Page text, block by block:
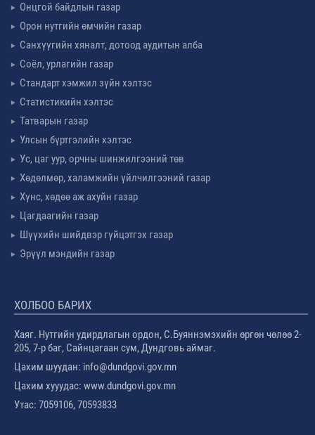
Онцгой байдлын газар
Орон нутгийн өмчийн газар
Санхүүгийн хяналт, дотоод аудитын алба
Соёл, урлагийн газар
Стандарт хэмжил зүйн хэлтэс
Статистикийн хэлтэс
Татварын газар
Улсын бүртгэлийн хэлтэс
Ус, цаг уур, орчны шинжилгээний төв
Хөдөлмөр, халамжийн үйлчилгээний газар
Хүнс, хөдөө аж ахуйн газар
Цагдаагийн газар
Шүүхийн шийдвэр гүйцэтгэх газар
Эрүүл мэндийн газар
ХОЛБОО БАРИХ
Хаяг. Нутгийн удирдлагын ордон, С.Буяннэмэхийн өргөн чөлөө 2-
205, 7-р баг, Сайнцагаан сум, Дундговь аймаг.
Цахим шуудан: info@dundgovi.gov.mn
Цахим хууудас: www.dundgovi.gov.mn
Утас: 7059106, 70593833